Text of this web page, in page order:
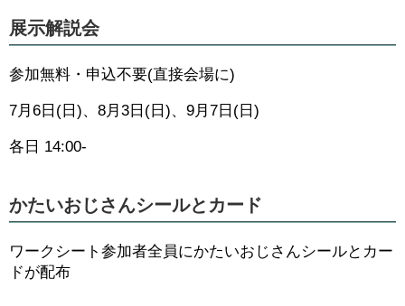
展示解説会
参加無料・申込不要(直接会場に)
7月6日(日)、8月3日(日)、9月7日(日)
各日 14:00-
かたいおじさんシールとカード
ワークシート参加者全員にかたいおじさんシールとカー
ドが配布